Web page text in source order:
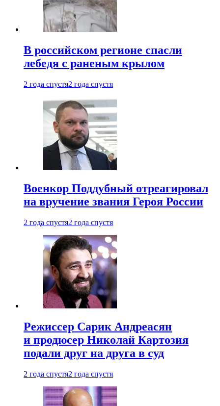
В российском регионе спасли
лебедя с раненым крылом
2 года спустя2 года спустя
Военкор Поддубный отреагировал
на вручение звания Героя России
2 года спустя2 года спустя
Режиссер Сарик Андреасян
и продюсер Николай Картозия
подали друг на друга в суд
2 года спустя2 года спустя